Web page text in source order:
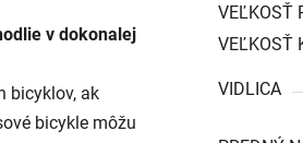
v dokonalej
bicyklov, ak
bicykle môžu
VEĽKOSŤ
VEĽKOSŤ
VIDLICA